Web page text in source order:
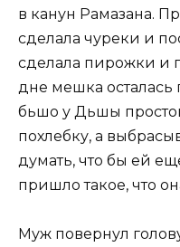
в канун Рамазана.
сделала чуреки и
сделала пирожки и
дне мешка осталась
бьшо у Дьшы
похлебку, а
думать, что бы ей
пришло такое, что
Муж повернул